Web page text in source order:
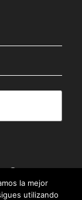
| Política de
la mejor
utilizando